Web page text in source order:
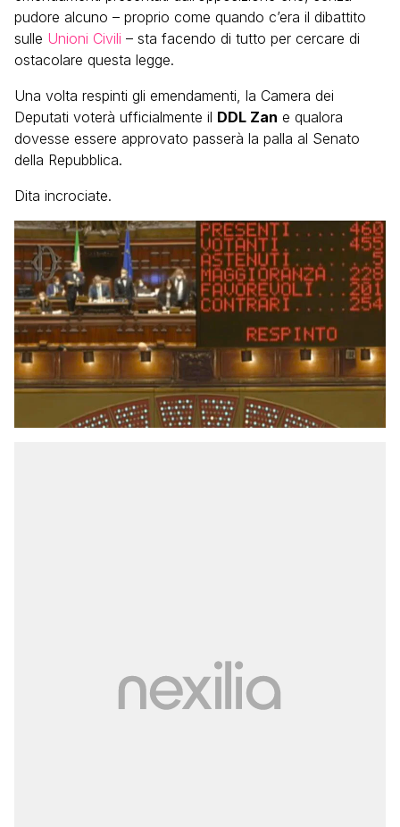
pudore alcuno – proprio come quando c’era il dibattito
sulle Unioni Civili – sta facendo di tutto per cercare di
ostacolare questa legge.
Una volta respinti gli emendamenti, la Camera dei
Deputati voterà ufficialmente il DDL Zan e qualora
dovesse essere approvato passerà la palla al Senato
della Repubblica.
Dita incrociate.